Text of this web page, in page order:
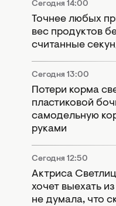
Сегодня 14:00
Точнее любых
вес продуктов
считанные
Сегодня 13:00
Потери корма
пластиковой
самодельную
руками
Сегодня 12:50
Актриса
хочет выехать
не думала, что